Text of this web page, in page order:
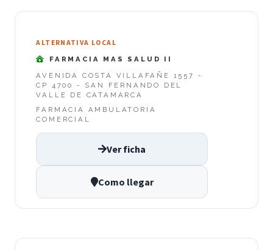
ALTERNATIVA LOCAL
FARMACIA MAS SALUD II
AVENIDA COSTA VILLAFAÑE 1557 -
CP 4700 - SAN FERNANDO DEL
VALLE DE CATAMARCA
FARMACIA AMBULATORIA
COMERCIAL
Ver ficha
Como llegar